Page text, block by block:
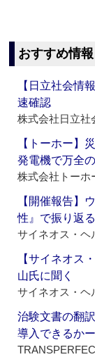
おすすめ情報
【日立社会情
速確認
株式会社日立社
【トーホー】
発電機で万全
株式会社トーホ
【開催報告】
性』で振り返
サイネオス・ヘ
【サイネオス
山氏に聞く
サイネオス・ヘ
治験文書の翻
導入できるか